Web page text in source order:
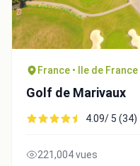
France • Ile de France
Golf de Marivaux
4.09/ 5 (34)
221,004 vues